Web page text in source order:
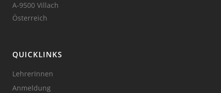
A-9500 Villach
Österreich
QUICKLINKS
LehrerInnen
Anmeldung